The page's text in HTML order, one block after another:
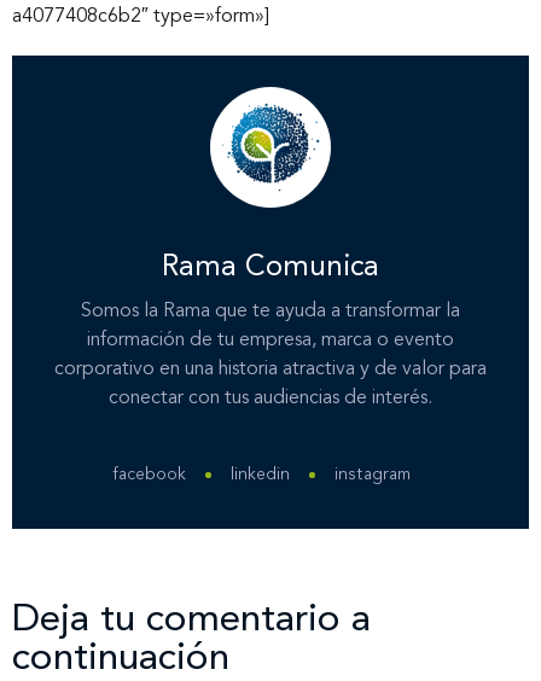
a4077408c6b2″ type=»form»]
Rama Comunica
Somos la Rama que te ayuda a transformar la
información de tu empresa, marca o evento
corporativo en una historia atractiva y de valor para
conectar con tus audiencias de interés.
facebook linkedin instagram
Deja tu comentario a
continuación